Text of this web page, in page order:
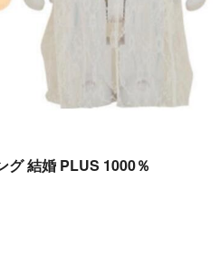
グ 結婚 PLUS 1000％